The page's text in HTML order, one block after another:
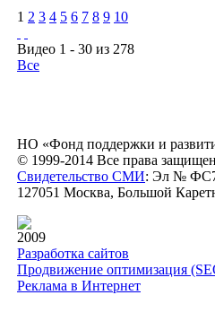
1 2 3 4 5 6 7 8 9 10
Видео 1 - 30 из 278
Все
НО «Фонд поддержки и
© 1999-2014 Все права
Свидетельство СМИ: Эл №
127051 Москва, Большой
2009
Разработка сайтов
Продвижение оптимизация
Реклама в Интернет